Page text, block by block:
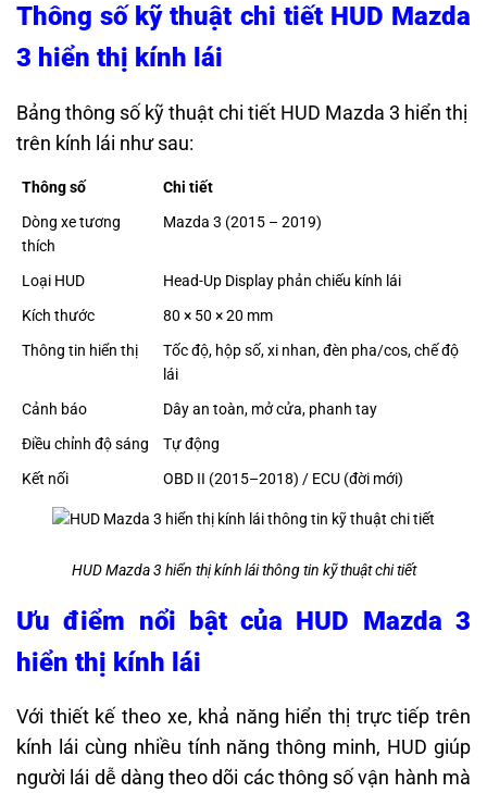
Thông số kỹ thuật chi tiết HUD Mazda
3 hiển thị kính lái
Bảng thông số kỹ thuật chi tiết HUD Mazda 3 hiển thị
trên kính lái như sau:
Thông số
Chi tiết
Dòng xe tương
thích
Mazda 3 (2015 – 2019)
Loại HUD
Head-Up Display phản chiếu kính lái
Kích thước
80 × 50 × 20 mm
Thông tin hiển thị
Tốc độ, hộp số, xi nhan, đèn pha/cos, chế độ
lái
Cảnh báo
Dây an toàn, mở cửa, phanh tay
Điều chỉnh độ sáng
Tự động
Kết nối
OBD II (2015–2018) / ECU (đời mới)
HUD Mazda 3 hiển thị kính lái thông tin kỹ thuật chi tiết
Ưu điểm nổi bật của HUD Mazda 3
hiển thị kính lái
Với thiết kế theo xe, khả năng hiển thị trực tiếp trên
kính lái cùng nhiều tính năng thông minh, HUD giúp
người lái dễ dàng theo dõi các thông số vận hành mà